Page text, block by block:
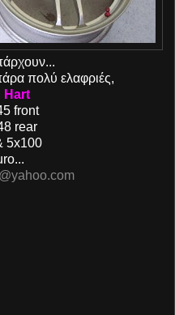
πολύ ελαφριές,
Hart
front
rear
5x100